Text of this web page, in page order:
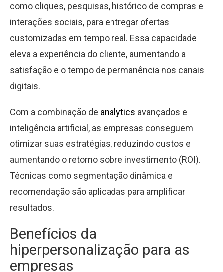
como cliques, pesquisas, histórico de compras e
interações sociais, para entregar ofertas
customizadas em tempo real. Essa capacidade
eleva a experiência do cliente, aumentando a
satisfação e o tempo de permanência nos canais
digitais.
Com a combinação de analytics avançados e
inteligência artificial, as empresas conseguem
otimizar suas estratégias, reduzindo custos e
aumentando o retorno sobre investimento (ROI).
Técnicas como segmentação dinâmica e
recomendação são aplicadas para amplificar
resultados.
Benefícios da
hiperpersonalização para as
empresas